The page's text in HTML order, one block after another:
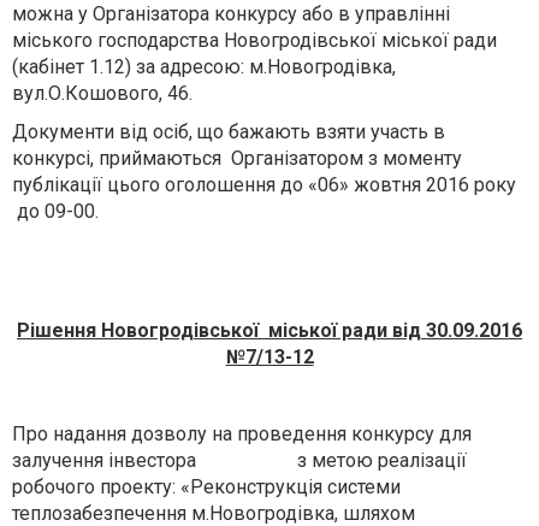
можна у Організатора конкурсу або в управлінні
міського господарства Новогродівської міської ради
(кабінет 1.12) за адресою: м.Новогродівка,
вул.О.Кошового, 46.
Документи від осіб, що бажають взяти участь в
конкурсі, приймаються Організатором з моменту
публікації цього оголошення до «06» жовтня 2016 року
до 09-00.
Рішення Новогродівської міської ради від 30.09.2016
№7/13-12
Про надання дозволу на проведення конкурсу для
залучення інвестора з метою реалізації
робочого проекту: «Реконструкція системи
теплозабезпечення м.Новогродівка, шляхом